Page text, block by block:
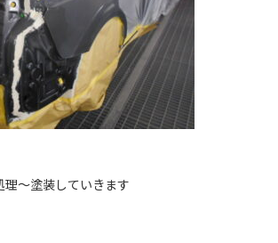
～塗装していきます